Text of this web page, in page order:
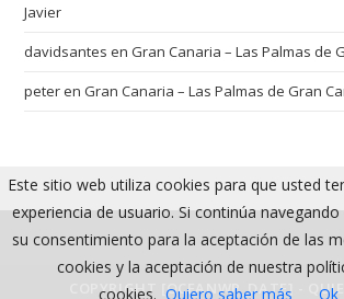
Javier
davidsantes enGran Canaria – Las Palmas de
peterenGran Canaria – Las Palmas de Gran
COPYRIGHT [OCEANWP_DATE] -
Este sitio web utiliza cookies para que usted
experiencia de usuario. Si continúa
su consentimiento para la aceptación de las
cookies y la aceptación de nuestra
cookies. Quiero saber más Ok